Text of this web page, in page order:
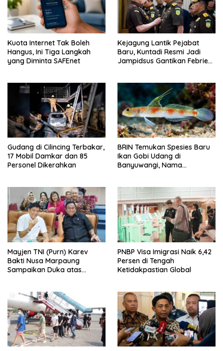
Kuota Internet Tak Boleh
Hangus, Ini Tiga Langkah
yang Diminta SAFEnet
Kejagung Lantik Pejabat
Baru, Kuntadi Resmi Jadi
Jampidsus Gantikan Febrie
Gudang di Cilincing Terbakar,
17 Mobil Damkar dan 85
Personel Dikerahkan
BRIN Temukan Spesies Baru
Ikan Gobi Udang di
Banyuwangi, Nama
Mayjen TNI (Purn) Karev
Bakti Nusa Marpaung
Sampaikan Duka atas
PNBP Visa Imigrasi Naik 6,42
Persen di Tengah
Ketidakpastian Global